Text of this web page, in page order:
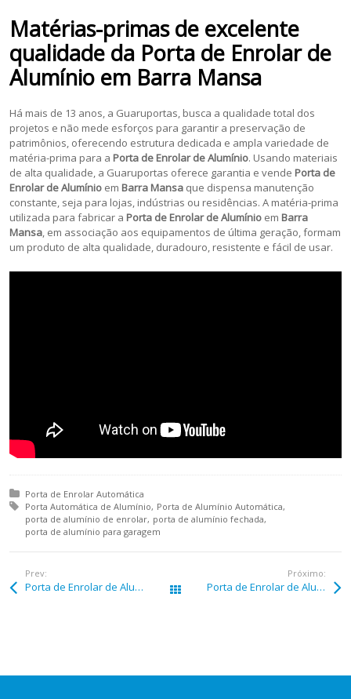
Matérias-primas de excelente
qualidade da Porta de Enrolar de
Alumínio em Barra Mansa
Há mais de 13 anos, a Guaruportas, busca a qualidade total dos
projetos e não mede esforços para garantir a preservação de
patrimônios, oferecendo estrutura dedicada e ampla variedade de
matéria-prima para a Porta de Enrolar de Alumínio. Usando materiais
de alta qualidade, a Guaruportas oferece garantia e vende Porta de
Enrolar de Alumínio em Barra Mansa que dispensa manutenção
constante, seja para lojas, indústrias ou residências. A matéria-prima
utilizada para fabricar a Porta de Enrolar de Alumínio em Barra
Mansa, em associação aos equipamentos de última geração, formam
um produto de alta qualidade, duradouro, resistente e fácil de usar.
Posted in:
Porta de Enrolar Automática
Tagged with:
Porta Automática de Alumínio Porta de Alumínio Automática
porta de alumínio de enrolar porta de alumínio fechada
porta de alumínio para garagem
Prev:
Porta de Enrolar de Alumínio em Barra do Turvo Páginas
Próximo:
Porta de Enrolar de Alumínio em Bataguassu